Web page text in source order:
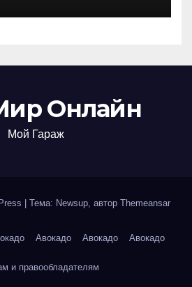
Онлайн
Мой Гараж
Тема: Newsup, автор Themeansar
Авокадо Авокадо Авокадо
и правообладателям